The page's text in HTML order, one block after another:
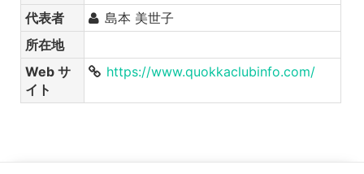
代表者
島本 美世子
所在地
Web サ
イト
https://www.quokkaclubinfo.com/